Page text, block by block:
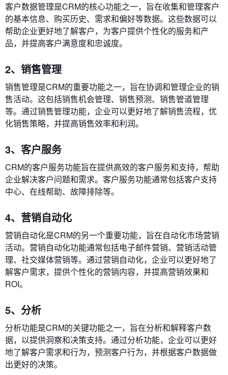
客户数据管理是CRM的核心功能之一，旨在收集和管理客户
的基本信息、购买历史、需求和偏好等数据。这些数据可以
帮助企业更好地了解客户，为客户提供个性化的服务和产
品，并提高客户满意度和忠诚度。
2、销售管理
销售管理是CRM的重要功能之一，旨在协调和管理企业的销
售活动。这包括销售机会管理、销售预测、销售管道管理
等。通过销售管理功能，企业可以更好地了解销售流程，优
化销售策略，并提高销售效率和利润。
3、客户服务
CRM的客户服务功能旨在提供高效的客户服务和支持，帮助
企业解决客户问题和需求。客户服务功能通常包括客户支持
中心、在线帮助、故障排除等。
4、营销自动化
营销自动化是CRM的另一个重要功能，旨在自动化市场营销
活动。营销自动化功能通常包括电子邮件营销、营销活动管
理、社交媒体营销等。通过营销自动化，企业可以更好地了
解客户需求，提供个性化的营销内容，并提高营销效果和
ROI。
5、分析
分析功能是CRM的关键功能之一，旨在分析和解释客户数
据，以提供洞察和决策支持。通过分析功能，企业可以更好
地了解客户需求和行为，预测客户行为，并根据客户数据做
出更好的决策。